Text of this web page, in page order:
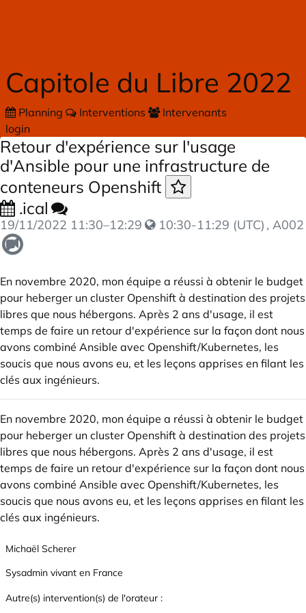
Capitole du Libre 2022
Planning Interventions
Intervenants
login
Retour d'expérience sur l'usage
d'Ansible pour une infrastructure de
conteneurs Openshift
.ical
19/11/2022 11:30–12:29 10:30-11:29 (UTC) , A002
En novembre 2020, mon équipe a réussi à obtenir le budget
pour heberger un cluster Openshift à destination des projets
libres que nous hébergons. Après 2 ans d'usage, il est
temps de faire un retour d'expérience sur la façon dont nous
avons combiné Ansible avec Openshift/Kubernetes, les
soucis que nous avons eu, et les leçons apprises en filant les
clés aux ingénieurs.
En novembre 2020, mon équipe a réussi à obtenir le budget
pour heberger un cluster Openshift à destination des projets
libres que nous hébergons. Après 2 ans d'usage, il est
temps de faire un retour d'expérience sur la façon dont nous
avons combiné Ansible avec Openshift/Kubernetes, les
soucis que nous avons eu, et les leçons apprises en filant les
clés aux ingénieurs.
Michaël Scherer
Sysadmin vivant en France
Autre(s) intervention(s) de l'orateur :